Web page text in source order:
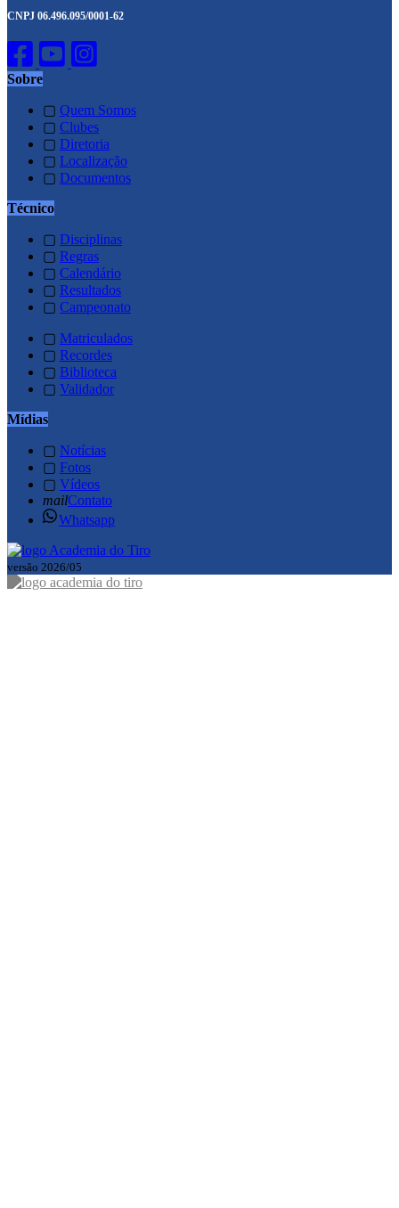
CNPJ 06.496.095/0001-62
Sobre
▢ Quem Somos
▢ Clubes
▢ Diretoria
▢ Localização
▢ Documentos
Técnico
▢ Disciplinas
▢ Regras
▢ Calendário
▢ Resultados
▢ Campeonato
▢ Matriculados
▢ Recordes
▢ Biblioteca
▢ Validador
Mídias
▢ Notícias
▢ Fotos
▢ Vídeos
mailContato
Whatsapp
versão 2026/05